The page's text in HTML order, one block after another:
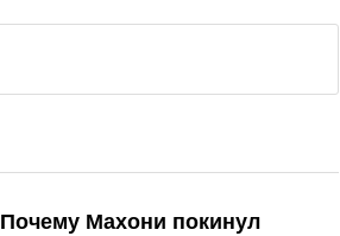
Почему Махони покинул